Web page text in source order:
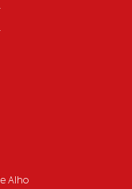
Alho